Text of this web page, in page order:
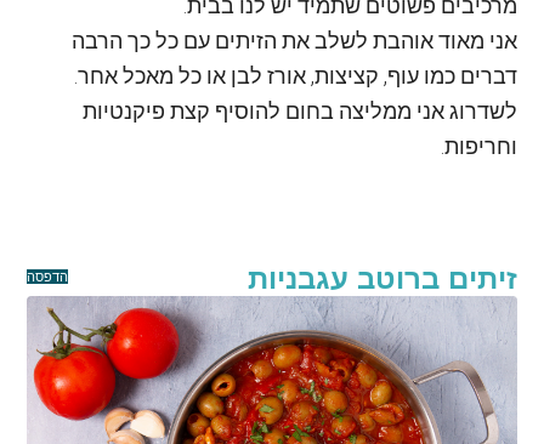
מרכיבים פשוטים שתמיד יש לנו בבית.
אני מאוד אוהבת לשלב את הזיתים עם כל כך הרבה
דברים כמו עוף, קציצות, אורז לבן או כל מאכל אחר.
לשדרוג אני ממליצה בחום להוסיף קצת פיקנטיות
וחריפות.
הדפסה זיתים ברוטב עגבניות